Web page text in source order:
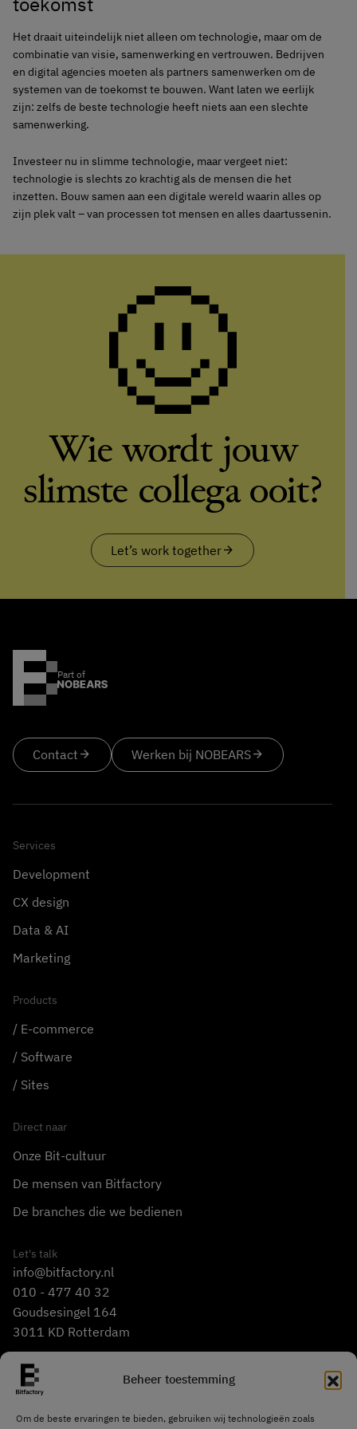
Beheer toestemming
Om de beste ervaringen te bieden, gebruiken wij technologieën zoals
Het draait uiteindelijk niet alleen om technologie, maar om de
combinatie van visie, samenwerking en vertrouwen. Bedrijven
en digital agencies moeten als partners samenwerken om de
systemen van de toekomst te bouwen. Want laten we eerlijk
zijn: zelfs de beste technologie heeft niets aan een slechte
samenwerking.
Investeer nu in slimme technologie, maar vergeet niet:
technologie is slechts zo krachtig als de mensen die het
inzetten. Bouw samen aan een digitale wereld waarin alles op
zijn plek valt – van processen tot mensen en alles daartussenin.
Wie wordt jouw
slimste collega ooit?
Let’s work togetherarrow_forward
Part of
Contact arrow_forward Werken bij NOBEARSarrow_forward
Services
Development
CX design
Data & AI
Marketing
Products
E-commerce
Software
Sites
Direct naar
Onze Bit-cultuur
De mensen van Bitfactory
De branches die we bedienen
Let's talk
info@bitfactory.nl
010 - 477 40 32
Goudsesingel 164
3011 KD Rotterdam